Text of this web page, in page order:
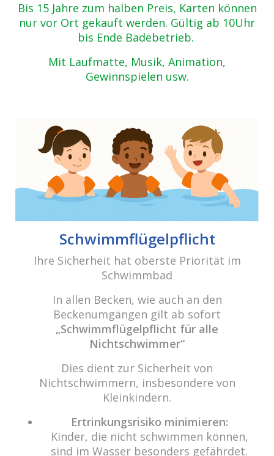
Beitrags-
Navigation
Summermood opening 21.07.2016
cabrio Senden - das Bad
Bulderner Str. 15
48308 Senden
Tel.: 0049 (0) 2597 - 93 918 -10
Fax: 0049 (0) 2597 - 93 918 -29
E-Mail:info@cabriosenden.de
Internet:www.cabriosenden.de
Wir freuen uns auf Sie!
Haben Sie Fragen? Wir kümmern uns drum!
Eine Nachricht schreiben
Bis 15 Jahre zum halben Preis, Karten können
nur vor Ort gekauft werden. Gültig ab 10Uhr
bis Ende Badebetrieb.
Mit Laufmatte, Musik, Animation,
Gewinnspielen usw.
Schwimmflügelpflicht
Ihre Sicherheit hat oberste Priorität im
Schwimmbad
In allen Becken, wie auch an den
Beckenumgängen gilt ab sofort
„Schwimmflügelpflicht für alle
Nichtschwimmer“
Dies dient zur Sicherheit von
Nichtschwimmern, insbesondere von
Kleinkindern.
Ertrinkungsrisiko minimieren:
Kinder, die nicht schwimmen können,
sind im Wasser besonders gefährdet.